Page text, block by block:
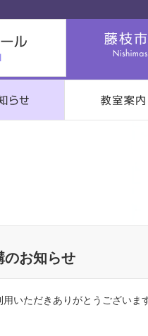
のお知らせ
いただきありがとうございま